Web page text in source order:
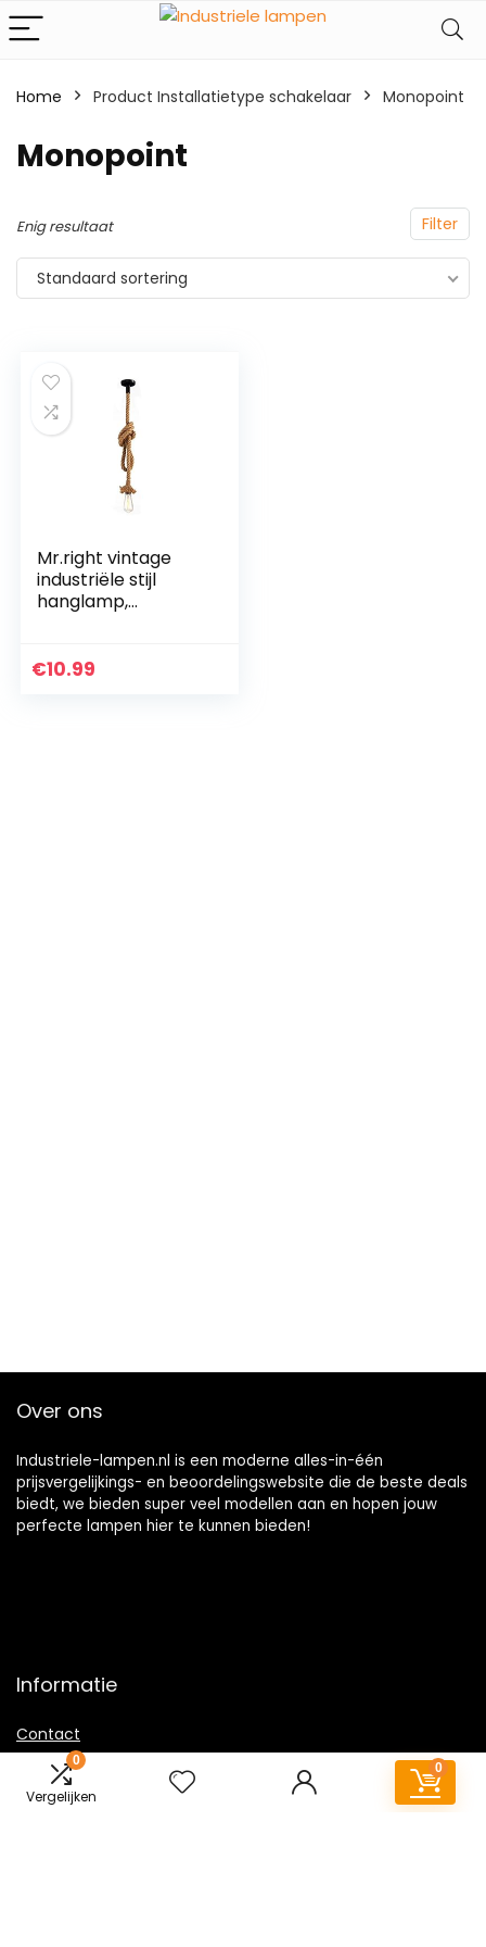
0
Vergelijken
0
Home Product Installatietype schakelaar ‎Monopoint
‎Monopoint
Filter
Enig resultaat
Standaard sortering
Mr.right vintage
industriële stijl
hanglamp,
keuken, bar,
€10.99
Over ons
Industriele-lampen.nl is een moderne alles-in-één
prijsvergelijkings- en beoordelingswebsite die de beste deals
biedt, we bieden super veel modellen aan en hopen jouw
perfecte lampen hier te kunnen bieden!
Informatie
Contact
Klantenservice
Over ons